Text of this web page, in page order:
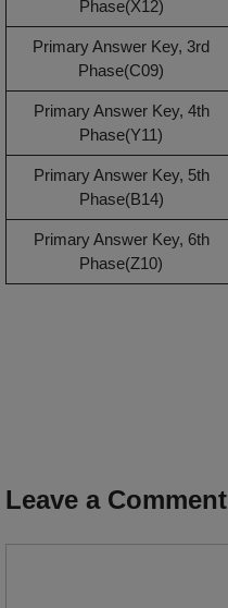
Phase(X12)
Primary Answer Key, 3rd
Phase(C09)
Primary Answer Key, 4th
Phase(Y11)
Primary Answer Key, 5th
Phase(B14)
Primary Answer Key, 6th
Phase(Z10)
Leave a Comment